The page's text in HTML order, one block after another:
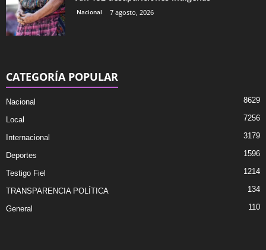
Nacional 7 agosto, 2026
CATEGORÍA POPULAR
Nacional 8629
Local 7256
Internacional 3179
Deportes 1596
Testigo Fiel 1214
TRANSPARENCIA POLÍTICA 134
General 110